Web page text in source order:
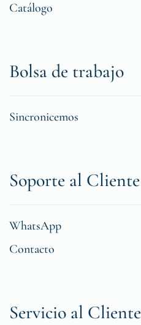
Catálogo
Bolsa de trabajo
Sincronicemos
Soporte al Cliente
WhatsApp
Contacto
Servicio al Cliente